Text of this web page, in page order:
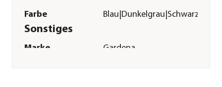
Farbe
Sonstiges
Marke
Gardena